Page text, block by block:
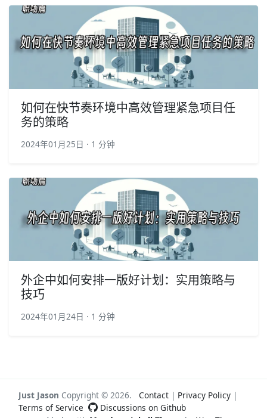
如何在快节奏环境中高效管理紧急项目任
务的策略
2024年01月25日 · 1 分钟
外企中如何安排一版好计划：实用策略与
技巧
2024年01月24日 · 1 分钟
Just Jason Copyright © 2026. Contact | Privacy Policy |
Terms of Service
Discussions on Github